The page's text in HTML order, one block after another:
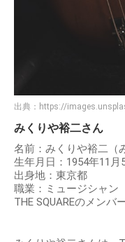
出典： https://
みくりや裕二さん
名前：みくりや裕二（
生年月日：1954年11月
出身地：東京都
職業：ミュージシャン
THE SQUAREのメン